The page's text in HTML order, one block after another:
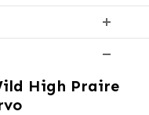
High Praire